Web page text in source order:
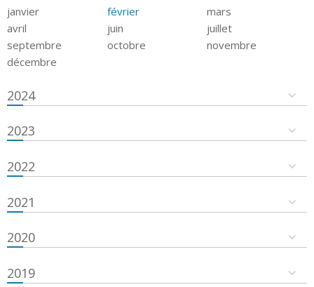
janvier février
mars
avril
juin
juillet
septembre
octobre
novembre
décembre
2024
2023
2022
2021
2020
2019